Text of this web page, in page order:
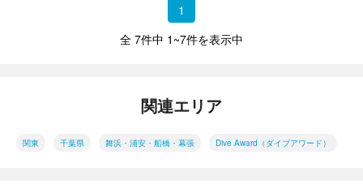
1
全 7件中 1~7件を表示中
関連エリア
関東 千葉県 舞浜・浦安・船橋・幕張 Dive Award（ダイブアワード）